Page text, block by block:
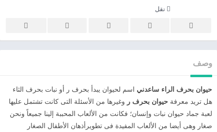
نقل
وصف
حيوان بحرف الراء ساعدني اسم لحيوان يبدأ بحرف ر أو نبات بحرف الثاء
هل تريد معرفة حيوان بحرف ر وغيرها من الأسئلة التى كانت تشتمل عليها
لعبة جماد حيوان نبات وإنسان؛ فكانت من الألعاب المحببة إلينا جميعاً ونحن
صغار وهى أيضا من الألعاب المفيدة فى تطويرأذهان الأطفال الصغار